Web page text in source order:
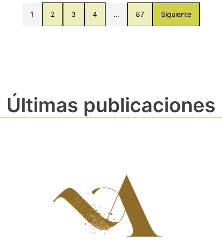
1 2 3 4 … 87 Siguiente
Últimas publicaciones